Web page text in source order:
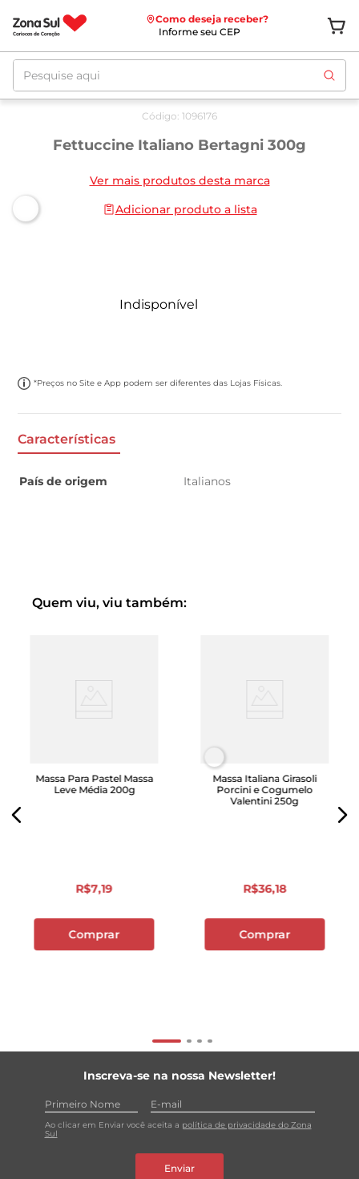
Como deseja receber?
Informe seu CEP
Pesquise aqui
Código: 1096176
Fettuccine Italiano Bertagni 300g
Ver mais produtos desta marca
Adicionar produto a lista
Indisponível
*Preços no Site e App podem ser diferentes das Lojas Físicas.
Características
País de origem Italianos
Quem viu, viu também:
Massa Para Pastel Massa
Leve Média 200g
R$7,19
Comprar
Massa Italiana Girasoli
Porcini e Cogumelo
Valentini 250g
R$36,18
Comprar
Inscreva-se na nossa Newsletter!
Ao clicar em Enviar você aceita a política de privacidade do Zona
Sul
Enviar